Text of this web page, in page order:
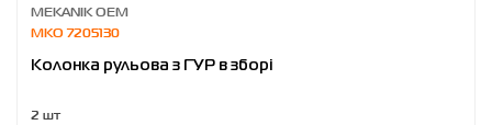
MEKANIK OEM
MKO 7205130
Колонка рульова з ГУР в зборі
2 шт